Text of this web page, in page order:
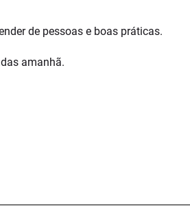
de pessoas e boas práticas.
amanhã.